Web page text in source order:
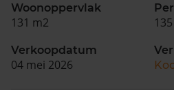
Woonoppervlak
131 m2
Verkoopdatum
04 mei 2026